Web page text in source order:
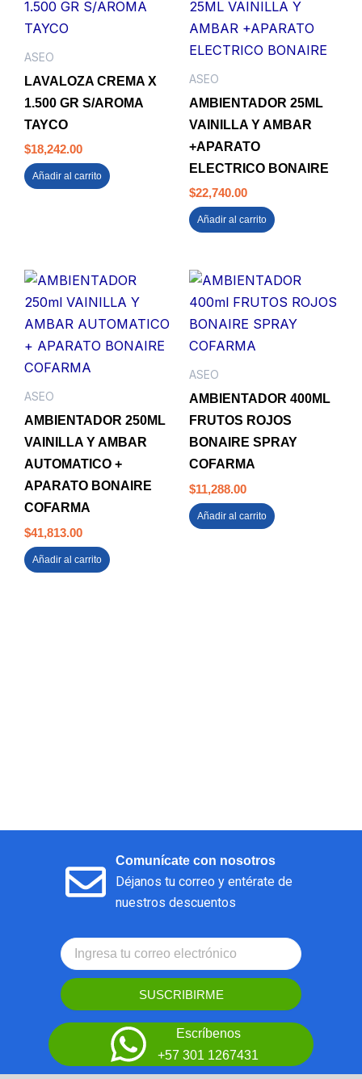
ASEO
LAVALOZA CREMA X
1.500 GR S/AROMA
TAYCO
$18,242.00
Añadir al carrito
ASEO
AMBIENTADOR 25ML
VAINILLA Y AMBAR
+APARATO
ELECTRICO BONAIRE
$22,740.00
Añadir al carrito
ASEO
AMBIENTADOR 250ML
VAINILLA Y AMBAR
AUTOMATICO +
APARATO BONAIRE
COFARMA
$41,813.00
Añadir al carrito
ASEO
AMBIENTADOR 400ML
FRUTOS ROJOS
BONAIRE SPRAY
COFARMA
$11,288.00
Añadir al carrito
Comunícate con nosotros
Déjanos tu correo y entérate de
nuestros descuentos
SUSCRIBIRME
Escríbenos
+57 301 1267431